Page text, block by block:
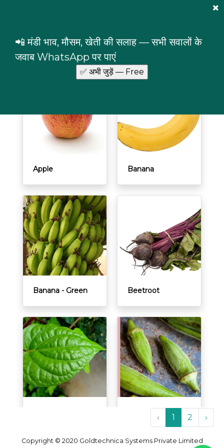
📲 मंडी भाव, मौसम, खेती की सलाह — सभी सवालों के
जवाब WhatsApp पर पाएं
Login
Commodity prices in Odisha
Apple Banana
Banana - Green Beetroot
Bhindi(Ladies
‹ 1 2 ›
Copyright © 2020 Goldtechnica Systems Private Limited